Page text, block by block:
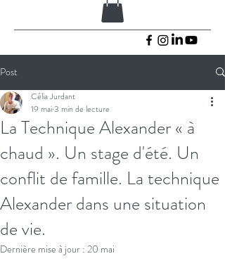
Post
La Technique Alexander « à
chaud ». Un stage d'été. Un
conflit de famille. La technique
Alexander dans une situation
de vie.
Célia Jurdant
19 mai3 min de lecture
Dernière mise à jour : 20 mai